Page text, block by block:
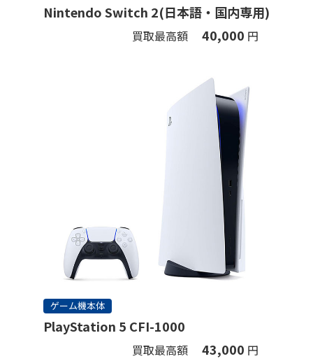
Nintendo Switch 2(日本語・国内専用)
買取最高額 40,000 円
ゲーム機本体
PlayStation 5 CFI-1000
買取最高額 43,000 円